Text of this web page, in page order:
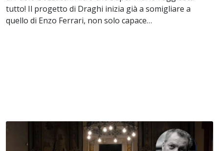
tutto! Il progetto di Draghi inizia già a somigliare a
quello di Enzo Ferrari, non solo capace…